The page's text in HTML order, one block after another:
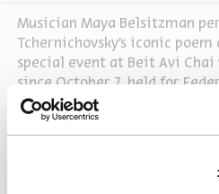
Musician Maya Belsitzman
Tchernichovsky’s iconic poem
special event at Beit Avi
since October 7, held for
abroad. The arrangement is
The melody is the well-known
researchers believe it draws